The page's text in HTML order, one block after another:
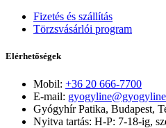
Fizetés és szállítás
Törzsvásárlói program
Elérhetőségek
Mobil: +36 20 666-7700
E-mail:
Gyógyhír Patika, Budapest,
Nyitva tartás: H-P: 7-18-ig,